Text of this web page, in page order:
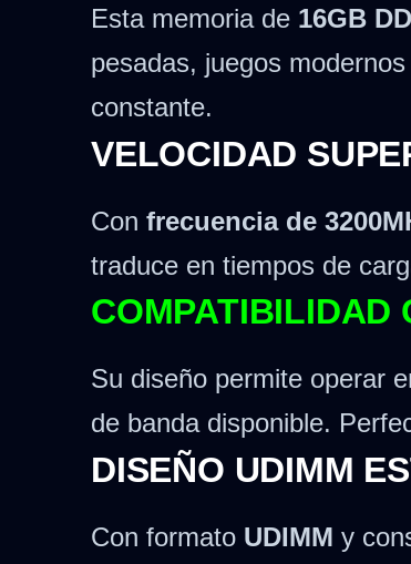
Esta memoria de 16GB
pesadas, juegos
constante.
VELOCIDAD
Con frecuencia de
traduce en tiempos de
COMPATIBILIDAD
Su diseño permite operar
de banda disponible.
DISEÑO UDIMM
Con formato UDIMM y